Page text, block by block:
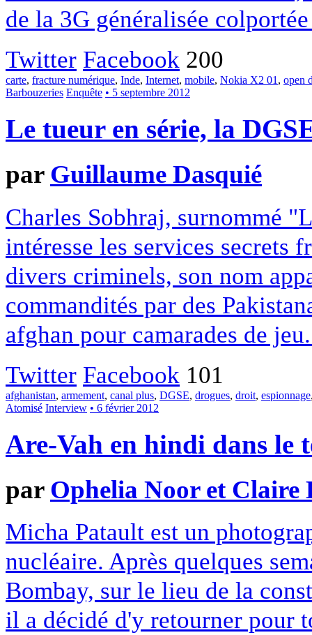
de la 3G généralisée
Twitter Facebook 200
carte, fracture numérique, Inde, Internet, mobile, Nokia X2 01, open
Barbouzeries Enquête • 5 septembre 2012
Le tueur en série, la
par Guillaume Dasquié
Charles Sobhraj, surnommé
intéresse les services secrets
divers criminels, son nom
commandités par des
afghan pour camarades de
Twitter Facebook 101
afghanistan, armement, canal plus, DGSE, drogues, droit, espionnage
Atomisé Interview • 6 février 2012
Are-Vah en hindi dans le
par Ophelia Noor et Claire
Micha Patault est un
nucléaire. Après quelques
Bombay, sur le lieu de la
il a décidé d'y retourner pour